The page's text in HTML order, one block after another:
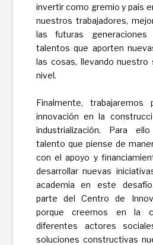
invertir como gremio y país
nuestros trabajadores,
las futuras
talentos que aporten
las cosas, llevando
nivel.
Finalmente, trabajaremos
innovación en la
industrialización. Para
talento que piense de
con el apoyo y
desarrollar nuevas
academia en este
parte del Centro de
porque creemos en la
diferentes actores
soluciones constructivas